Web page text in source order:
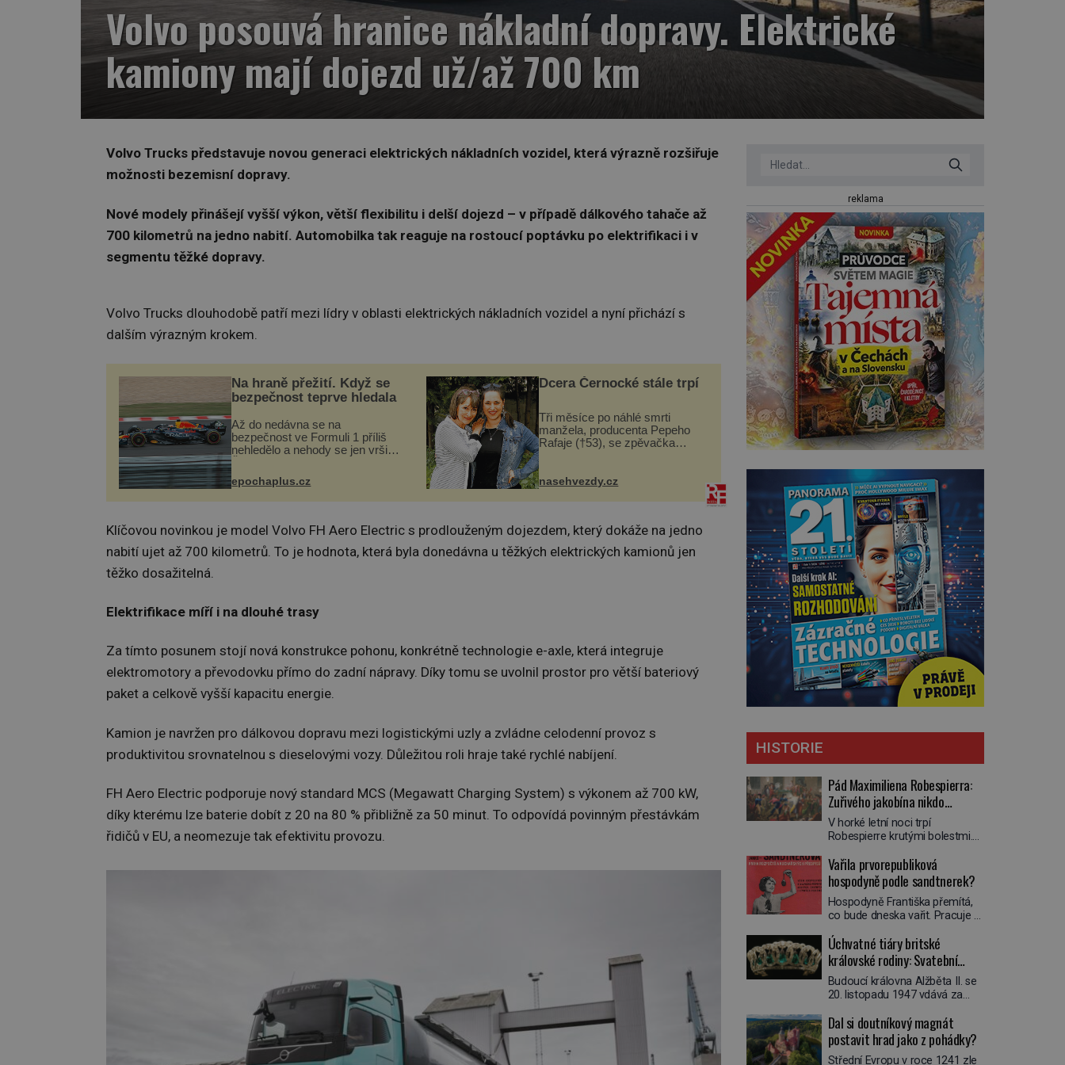
Volvo posouvá hranice nákladní dopravy. Elektrické
kamiony mají dojezd už/až 700 km
Volvo Trucks představuje novou generaci elektrických nákladních vozidel, která výrazně rozšiřuje
možnosti bezemisní dopravy.
Nové modely přinášejí vyšší výkon, větší flexibilitu i delší dojezd – v případě dálkového tahače až
700 kilometrů na jedno nabití. Automobilka tak reaguje na rostoucí poptávku po elektrifikaci i v
segmentu těžké dopravy.
Volvo Trucks dlouhodobě patří mezi lídry v oblasti elektrických nákladních vozidel a nyní přichází s
dalším výrazným krokem.
Na hraně přežití. Když se
bezpečnost teprve hledala
Až do nedávna se na
bezpečnost ve Formuli 1 příliš
nehledělo a nehody se jen vršily.
kůži, často s trvalými následky
nebo bohužel i ztrátou života.
Dnes nepochopiteln...
epochaplus.cz
Dcera Černocké stále trpí
Tři měsíce po náhlé smrti
manžela, producenta Pepeho
Rafaje (†53), se zpěvačka
ozvala veřejnosti. Na sociální
nasehvezdy.cz
Klíčovou novinkou je model Volvo FH Aero Electric s prodlouženým dojezdem, který dokáže na jedno
nabití ujet až 700 kilometrů. To je hodnota, která byla donedávna u těžkých elektrických kamionů jen
těžko dosažitelná.
Elektrifikace míří i na dlouhé trasy
Za tímto posunem stojí nová konstrukce pohonu, konkrétně technologie e-axle, která integruje
elektromotory a převodovku přímo do zadní nápravy. Díky tomu se uvolnil prostor pro větší bateriový
paket a celkově vyšší kapacitu energie.
Kamion je navržen pro dálkovou dopravu mezi logistickými uzly a zvládne celodenní provoz s
produktivitou srovnatelnou s dieselovými vozy. Důležitou roli hraje také rychlé nabíjení.
FH Aero Electric podporuje nový standard MCS (Megawatt Charging System) s výkonem až 700 kW,
díky kterému lze baterie dobít z 20 na 80 % přibližně za 50 minut. To odpovídá povinným přestávkám
řidičů v EU, a neomezuje tak efektivitu provozu.
reklama
HISTORIE
Pád Maximiliena Robespierra:
Zuřivého jakobína nikdo
nelitoval?
V horké letní noci trpí
Robespierre krutými bolestmi.
víří kolotoč myšlenek. Když se
probere z mdlob, vzpomene si
na jednu z pařížských
jasnovidek, kterou před lety
navštívil. Prorokovala mu
vysmál. „Robespierre to
dotáhne hodně daleko,“
prohlásil o něm jiný významný
francouzský revolucionář,
Honoré de Mirabeau […]
Vařila prvorepubliková
hospodyně podle sandtnerek?
Hospodyně Františka přemítá,
co bude dneska vařit. Pracuje v
mlsný jazýček. Zalistuje proto
rychle v jedné ze „sandtnerek“.
„Zaplaťpánbůh, že už
nemusíme chodit s lístky,“
povzdechne si směrem ke
ruce. Ještě v prvních letech
nové republiky fungoval kvůli
nedostatku zboží přídělový
Úchvatné tiáry britské
královské rodiny: Svatební
klenot Alžbětě II. praskl
Budoucí královna Alžběta II. se
20. listopadu 1947 vdává za
Mountbattena. Aby měla na
obřad ve Westminsteru podle
tradice „něco vypůjčeného“, její
Dal si doutníkový magnát
postavit hrad jako z pohádky?
Střední Evropu v roce 1241 zle